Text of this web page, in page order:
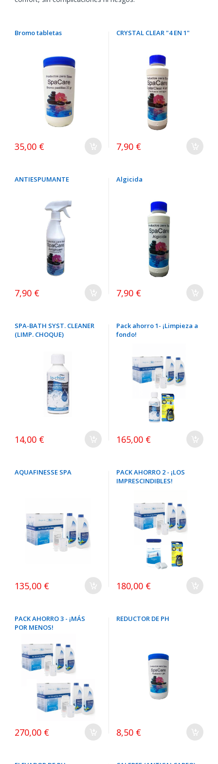
Bromo tabletas
35,00 €
CRYSTAL CLEAR "4 EN 1"
7,90 €
ANTIESPUMANTE
7,90 €
Algicida
7,90 €
SPA-BATH SYST. CLEANER
(LIMP. CHOQUE)
14,00 €
Pack ahorro 1- ¡Limpieza a
fondo!
165,00 €
AQUAFINESSE SPA
135,00 €
PACK AHORRO 2 - ¡LOS
IMPRESCINDIBLES!
180,00 €
PACK AHORRO 3 - ¡MÁS
POR MENOS!
270,00 €
REDUCTOR DE PH
8,50 €